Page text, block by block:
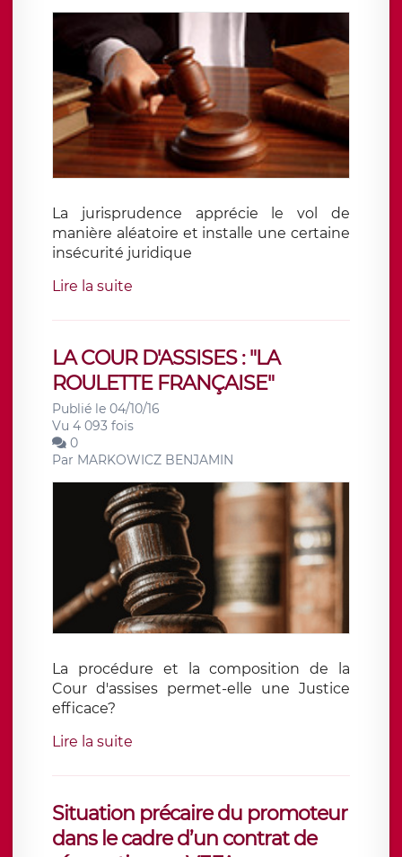
La jurisprudence apprécie le vol de
manière aléatoire et installe une certaine
insécurité juridique
Lire la suite
LA COUR D'ASSISES : "LA
ROULETTE FRANÇAISE"
Publié le 04/10/16
Vu 4 093 fois
0
Par MARKOWICZ BENJAMIN
La procédure et la composition de la
Cour d'assises permet-elle une Justice
efficace?
Lire la suite
Situation précaire du promoteur
dans le cadre d’un contrat de